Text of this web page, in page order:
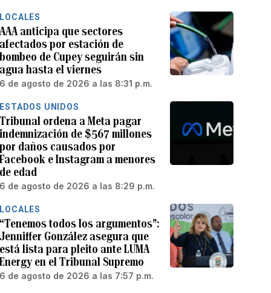
LOCALES
AAA anticipa que sectores
afectados por estación de
bombeo de Cupey seguirán sin
agua hasta el viernes
6 de agosto de 2026 a las 8:31 p.m.
ESTADOS UNIDOS
Tribunal ordena a Meta pagar
indemnización de $567 millones
por daños causados por
Facebook e Instagram a menores
de edad
6 de agosto de 2026 a las 8:29 p.m.
LOCALES
“Tenemos todos los argumentos”:
Jenniffer González asegura que
está lista para pleito ante LUMA
Energy en el Tribunal Supremo
6 de agosto de 2026 a las 7:57 p.m.